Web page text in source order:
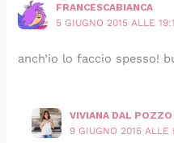
FRANCESCABIANCA
5 GIUGNO 2015 ALLE
anch’io lo faccio spesso!
VIVIANA DAL POZZO
9 GIUGNO 2015 ALLE